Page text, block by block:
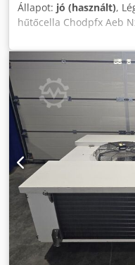
Állapot: jó (használt),
hűtőcella Chodpfx Aeb
ventilátor -
673 m³/h -felület: 348
ventilátor átmérő: 500
rozsdamentes acélból -
hűtő elérhető -ár:
mm -tömeg: 600 kg/db